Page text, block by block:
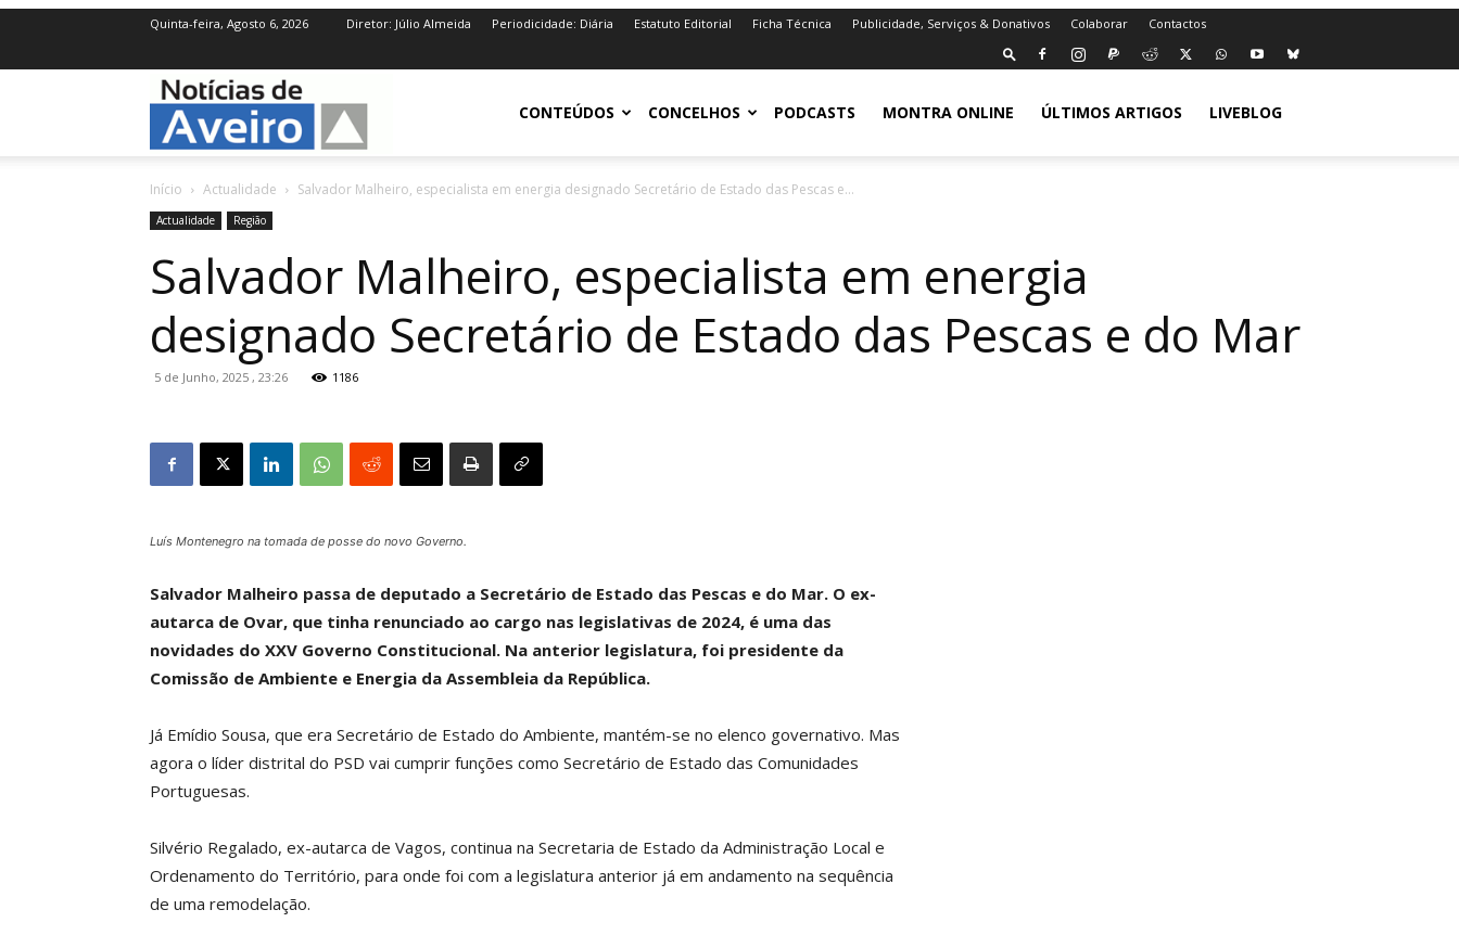
Quinta-feira, Agosto 6, 2026 Diretor: Júlio Almeida Periodicidade: Diária Estatuto Editorial Ficha Técnica Publicidade, Serviços & Donativos Colaborar Contactos
NotíciasdeAveiro.ptCONTEÚDOS CONCELHOS PODCASTS MONTRA ONLINE ÚLTIMOS ARTIGOS LIVEBLOG
Início Actualidade Salvador Malheiro, especialista em energia designado Secretário de Estado das Pescas e...
Actualidade Região
Salvador Malheiro, especialista em energia
designado Secretário de Estado das Pescas e do Mar
5 de Junho, 2025 , 23:26 1186
Luís Montenegro na tomada de posse do novo Governo.
Salvador Malheiro passa de deputado a Secretário de Estado das Pescas e do Mar. O ex-
autarca de Ovar, que tinha renunciado ao cargo nas legislativas de 2024, é uma das
novidades do XXV Governo Constitucional. Na anterior legislatura, foi presidente da
Comissão de Ambiente e Energia da Assembleia da República.
Já Emídio Sousa, que era Secretário de Estado do Ambiente, mantém-se no elenco governativo. Mas
agora o líder distrital do PSD vai cumprir funções como Secretário de Estado das Comunidades
Portuguesas.
Silvério Regalado, ex-autarca de Vagos, continua na Secretaria de Estado da Administração Local e
Ordenamento do Território, para onde foi com a legislatura anterior já em andamento na sequência
de uma remodelação.